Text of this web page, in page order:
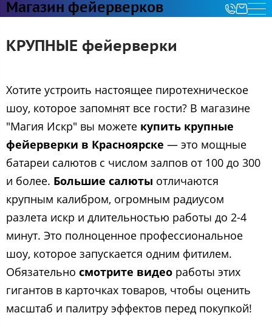
Магазин фейерверков
КРУПНЫЕ фейерверки
Хотите устроить настоящее пиротехническое
шоу, которое запомнят все гости? В магазине
"Магия Искр" вы можете купить крупные
фейерверки в Красноярске — это мощные
батареи салютов с числом залпов от 100 до 300
и более. Большие салюты отличаются
крупным калибром, огромным радиусом
разлета искр и длительностью работы до 2-4
минут. Это полноценное профессиональное
шоу, которое запускается одним фитилем.
Обязательно смотрите видео работы этих
гигантов в карточках товаров, чтобы оценить
масштаб и палитру эффектов перед покупкой!